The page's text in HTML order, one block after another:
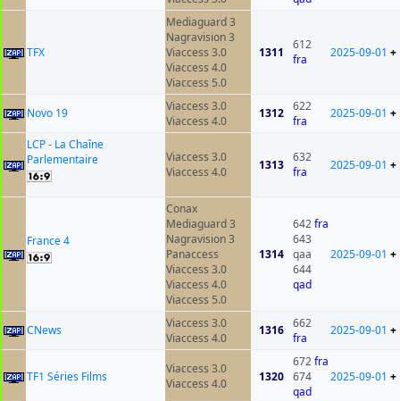
TFX
Mediaguard 3
Nagravision 3
Viaccess 3.0
Viaccess 4.0
Viaccess 5.0
1311
612
fra
2025-09-01 +
Novo 19
Viaccess 3.0
Viaccess 4.0
1312 622
fra
2025-09-01 +
LCP - La Chaîne
Parlementaire
Viaccess 3.0
Viaccess 4.0
1313
632
fra
2025-09-01 +
France 4
Conax
Mediaguard 3
Nagravision 3
Panaccess
Viaccess 3.0
Viaccess 4.0
Viaccess 5.0
1314
642fra
643
qaa
644
qad
2025-09-01 +
CNews
Viaccess 3.0
Viaccess 4.0
1316 662
fra
2025-09-01 +
TF1 Séries Films
Viaccess 3.0
Viaccess 4.0
1320
672fra
674
qad
2025-09-01 +